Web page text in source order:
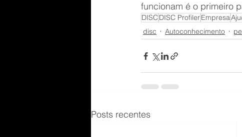
funcionam é o primeiro
DISC DISC ProfilerEmpresa
disc
Autoconhecimento
Posts recentes